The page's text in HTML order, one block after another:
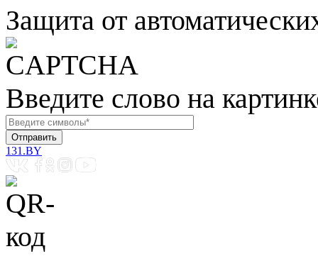
Защита от
Введите слово на
131.BY